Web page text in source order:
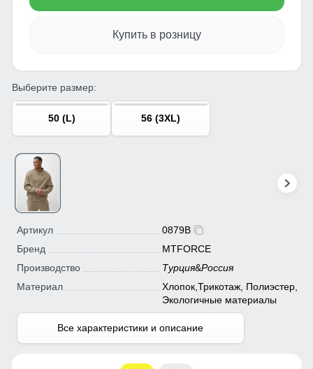
Купить в розницу
Выберите размер:
50 (L) 56 (3XL)
Артикул
0879B
Бренд
MTFORCE
Производство
Турция&Россия
Материал
Хлопок,Трикотаж, Полиэстер,
Экологичные материалы
Все характеристики и описание